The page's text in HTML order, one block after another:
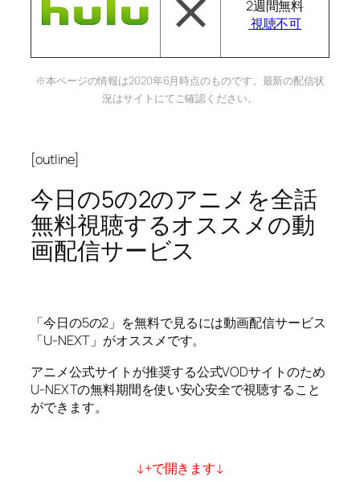
2週間無料
視聴不可
※本ページの情報は2020年6月時点のものです。最新の配信状
況はサイトにてご確認ください。
[outline]
今日の5の2のアニメを全話
無料視聴するオススメの動
画配信サービス
「今日の5の2」を無料で見るには動画配信サービス
「U-NEXT」がオススメです。
アニメ公式サイトが推奨する公式VODサイトのため
U-NEXTの無料期間を使い安心安全で視聴すること
ができます。
↓+で開きます↓